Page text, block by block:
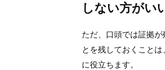
しない方がい
ただ、口頭では証拠
とを残しておくこと
に役立ちます。